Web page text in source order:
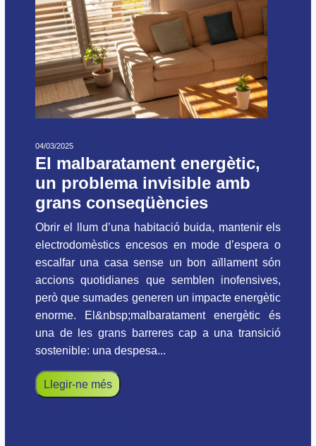
04/03/2025
El malbaratament energètic,
un problema invisible amb
grans conseqüències
Obrir el llum d’una habitació buida, mantenir els
electrodomèstics encesos en mode d’espera o
escalfar una casa sense un bon aïllament són
accions quotidianes que semblen inofensives,
però que sumades generen un impacte energètic
enorme. El&nbsp;malbaratament energètic és
una de les grans barreres cap a una transició
sostenible: una despesa...
Llegir-ne més